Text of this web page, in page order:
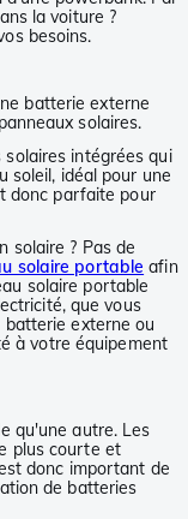
la voiture ?
besoins.
batterie externe
solaires.
intégrées qui
soleil, idéal pour une
donc parfaite pour
solaire ? Pas de
solaire portable afin
solaire portable
que vous
externe ou
à votre équipement
qu'une autre. Les
plus courte et
donc important de
de batteries